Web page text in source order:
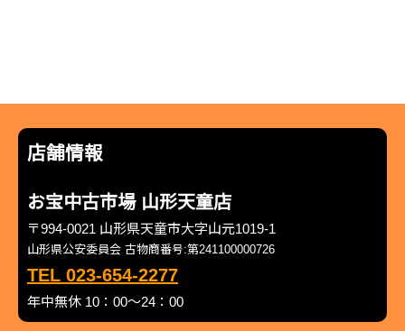
店舗情報
お宝中古市場 山形天童店
〒994-0021 山形県天童市大字山元1019-1
山形県公安委員会 古物商番号:第241100000726
TEL 023-654-2277
年中無休 10：00～24：00